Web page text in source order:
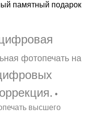
памятный подарок
фотопечать на
•
высшего